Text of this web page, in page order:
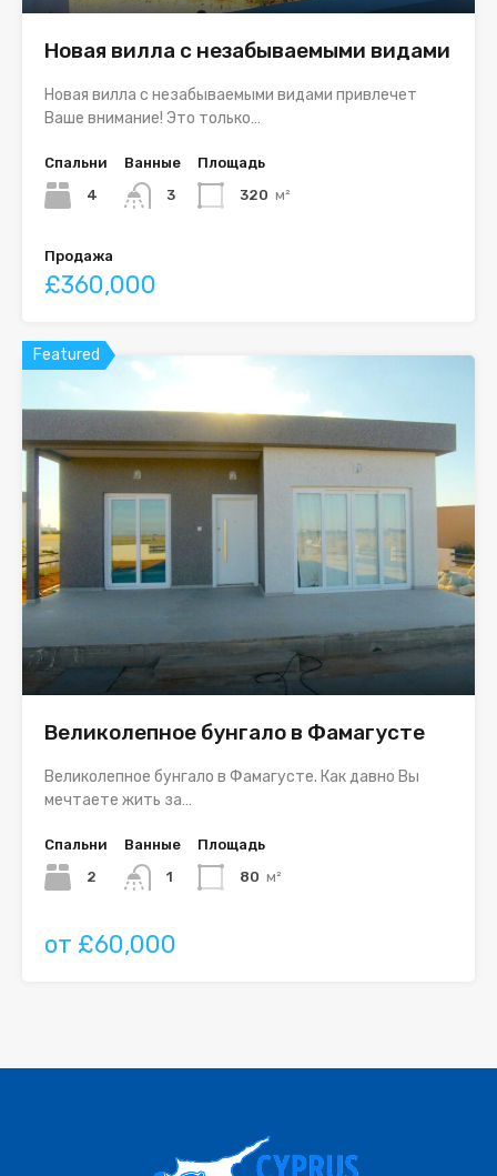
Новая вилла с незабываемыми видами
Новая вилла с незабываемыми видами привлечет
Ваше внимание! Это только…
Спальни
4
Ванные
3
Площадь
320 м²
Продажа
£360,000
Featured
Великолепное бунгало в Фамагусте
Великолепное бунгало в Фамагусте. Как давно Вы
мечтаете жить за…
Спальни
2
Ванные
1
Площадь
80 м²
от £60,000